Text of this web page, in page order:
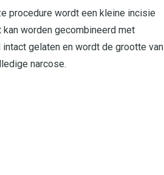
procedure wordt een kleine incisie
worden gecombineerd met
gelaten en wordt de grootte van
narcose.